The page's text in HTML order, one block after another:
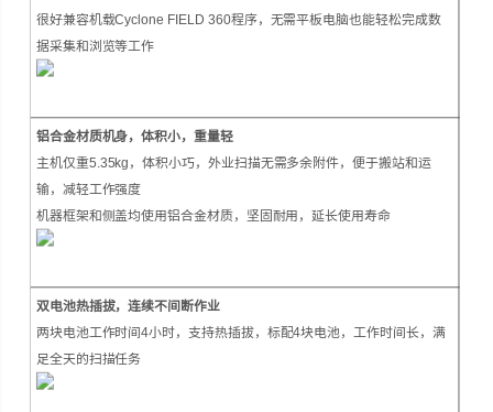
很好兼容机载Cyclone FIELD 360程序，无需平板电脑也能轻松完成数
据采集和浏览等工作
铝合金材质机身，体积小，重量轻
主机仅重5.35kg，体积小巧，外业扫描无需多余附件，便于搬站和运
输，减轻工作强度
机器框架和侧盖均使用铝合金材质，坚固耐用，延长使用寿命
双电池热插拔，连续不间断作业
两块电池工作时间4小时，支持热插拔，标配4块电池，工作时间长，满
足全天的扫描任务